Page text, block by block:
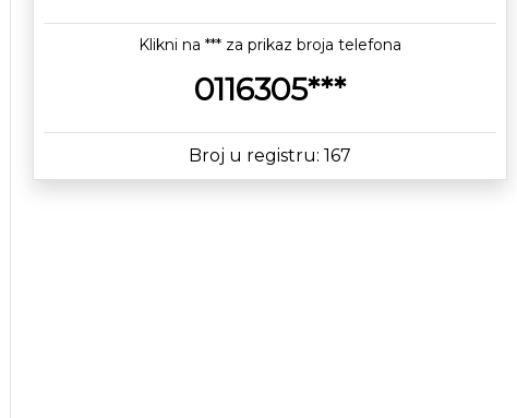
Klikni na *** za prikaz broja telefona
0116305***
Broj u registru: 167